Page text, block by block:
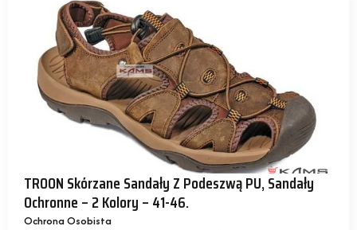
TROON Skórzane Sandały Z Podeszwą PU, Sandały
Ochronne – 2 Kolory – 41-46.
Ochrona Osobista